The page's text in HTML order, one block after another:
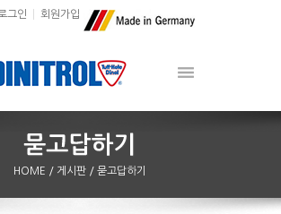
그인 회원가입
HOME / 게시판 / 묻고답하기